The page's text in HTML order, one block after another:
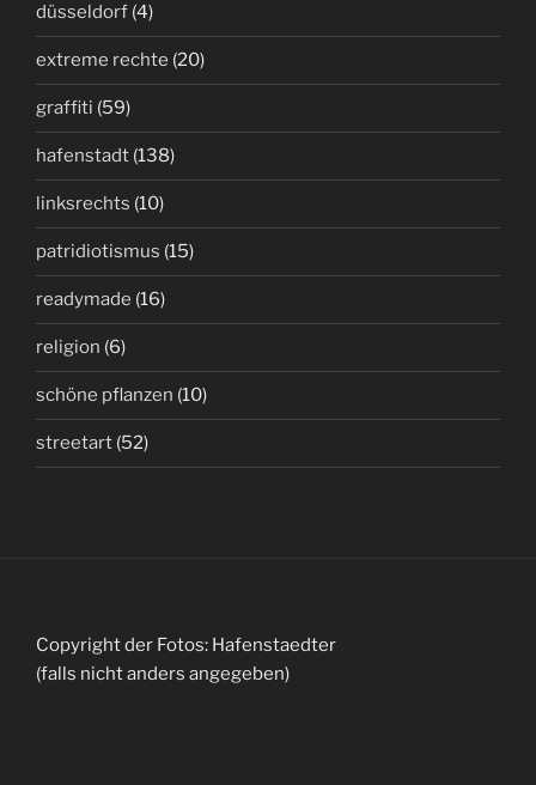
düsseldorf (4)
extreme rechte (20)
graffiti (59)
hafenstadt (138)
linksrechts (10)
patridiotismus (15)
readymade (16)
religion (6)
schöne pflanzen (10)
streetart (52)
Copyright der Fotos: Hafenstaedter
(falls nicht anders angegeben)